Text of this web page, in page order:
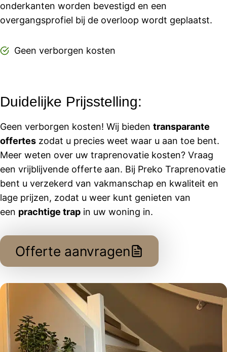
onderkanten worden bevestigd en een
overgangsprofiel bij de overloop wordt geplaatst.
Geen verborgen kosten
Duidelijke Prijsstelling:
Geen verborgen kosten! Wij bieden transparante
offertes zodat u precies weet waar u aan toe bent.
Meer weten over uw traprenovatie kosten? Vraag
een vrijblijvende offerte aan. Bij Preko Traprenovatie
bent u verzekerd van vakmanschap en kwaliteit en
lage prijzen, zodat u weer kunt genieten van
een prachtige trap in uw woning in.
Offerte aanvragen